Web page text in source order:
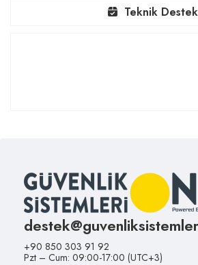
Teknik Destek
+90 850 303 91 92
Pzt – Cum: 09:00-17:00 (UTC+3)